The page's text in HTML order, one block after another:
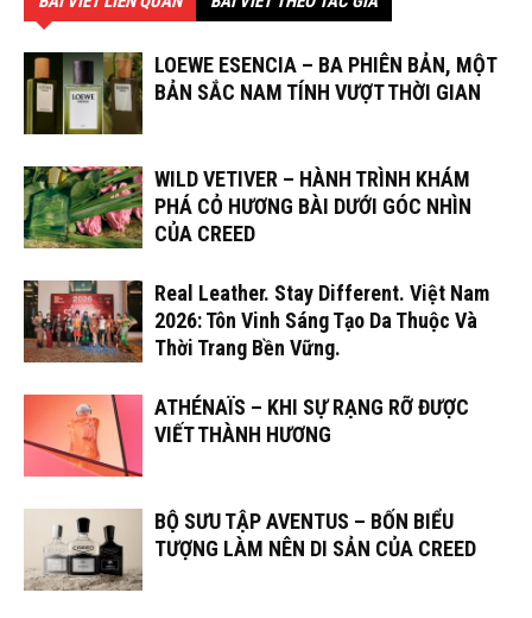
LOEWE ESENCIA – BA PHIÊN BẢN, MỘT
BẢN SẮC NAM TÍNH VƯỢT THỜI GIAN
WILD VETIVER – HÀNH TRÌNH KHÁM
PHÁ CỎ HƯƠNG BÀI DƯỚI GÓC NHÌN
CỦA CREED
Real Leather. Stay Different. Việt Nam
2026: Tôn Vinh Sáng Tạo Da Thuộc Và
Thời Trang Bền Vững.
ATHÉNAÏS – KHI SỰ RẠNG RỠ ĐƯỢC
VIẾT THÀNH HƯƠNG
BỘ SƯU TẬP AVENTUS – BỐN BIỂU
TƯỢNG LÀM NÊN DI SẢN CỦA CREED